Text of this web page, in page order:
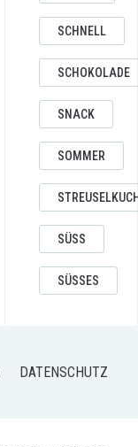
SCHNELL
SCHOKOLADE
SNACK
SOMMER
SÜSS
SÜSSES
DATENSCHUTZ